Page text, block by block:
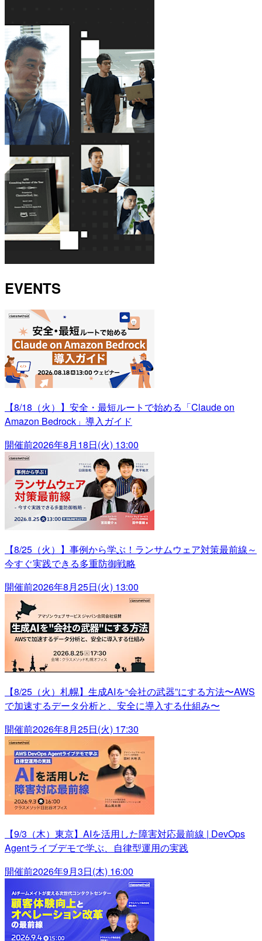
EVENTS
【8/18（火）】安全・最短ルートで始める「Claude on
Amazon Bedrock」導入ガイド
開催前2026年8月18日(火) 13:00
【8/25（火）】事例から学ぶ！ランサムウェア対策最前線～
今すぐ実践できる多重防御戦略
開催前2026年8月25日(火) 13:00
【8/25（火）札幌】生成AIを“会社の武器”にする方法〜AWS
で加速するデータ分析と、安全に導入する仕組み〜
開催前2026年8月25日(火) 17:30
【9/3（木）東京】AIを活用した障害対応最前線 | DevOps
Agentライブデモで学ぶ、自律型運用の実践
開催前2026年9月3日(木) 16:00